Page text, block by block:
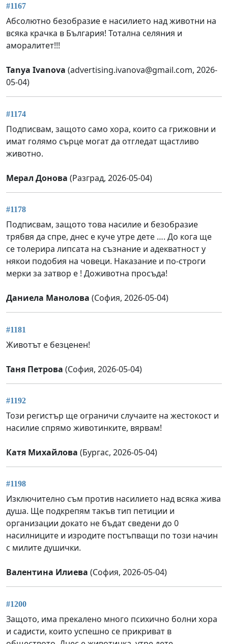
#1167
Абсолютно безобразие е насилието над животни на
всяка крачка в България! Тотална селяния и
аморалитет!!!
Tanya Ivanova (advertising.ivanova@gmail.com, 2026-
05-04)
#1174
Подписвам, защото само хора, които са грижовни и
имат голямо сърце могат да отгледат щастливо
животно.
Мерал Донова (Разград, 2026-05-04)
#1178
Подписвам, защото това насилие и безобразие
трябвя да спре, днес е куче утре дете …. До кога ще
се толерира липсата на съзнание и адекватност у
някои подобия на човеци. Наказание и по-строги
мерки за затвор е ! Доживотна просъда!
Даниела Манолова (София, 2026-05-04)
#1181
Животът е безценен!
Таня Петрова (София, 2026-05-04)
#1192
Този регистър ще ограничи случаите на жестокост и
насилие спрямо животинките, вярвам!
Катя Михайлова (Бургас, 2026-05-04)
#1198
Изключително съм против насилието над всяка жива
душа. Ще подкрепям такъв тип петиции и
организации докато не бъдат сведени до 0
насилниците и изродите постъпващи по този начин
с милите душички.
Валентина Илиева (София, 2026-05-04)
#1200
Защото, има прекалено много психично болни хора
и садисти, които успешно се прикриват в